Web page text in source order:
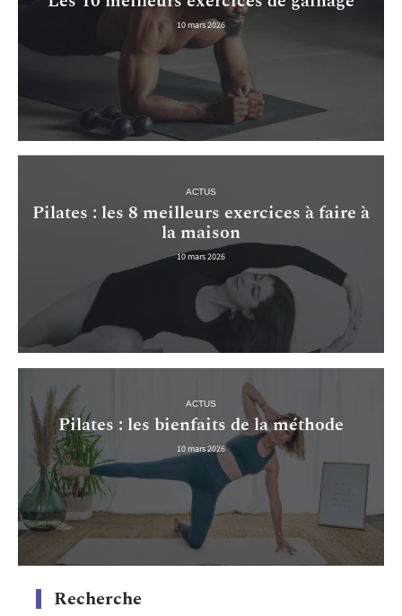
10 mars 2026
ACTUS
Pilates : les 8 meilleurs exercices à faire à
la maison
10 mars 2026
ACTUS
Pilates : les bienfaits de la méthode
10 mars 2026
Recherche